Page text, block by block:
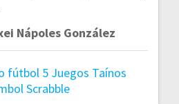
Nápoles González
fútbol 5 Juegos Taínos
Scrabble